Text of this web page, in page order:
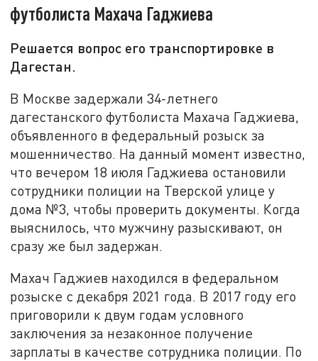
футболиста Махача Гаджиева
Решается вопрос его транспортировке в
Дагестан.
В Москве задержали 34-летнего
дагестанского футболиста Махача Гаджиева,
объявленного в федеральный розыск за
мошенничество. На данный момент известно,
что вечером 18 июля Гаджиева остановили
сотрудники полиции на Тверской улице у
дома №3, чтобы проверить документы. Когда
выяснилось, что мужчину разыскивают, он
сразу же был задержан.
Махач Гаджиев находился в федеральном
розыске с декабря 2021 года. В 2017 году его
приговорили к двум годам условного
заключения за незаконное получение
зарплаты в качестве сотрудника полиции. По